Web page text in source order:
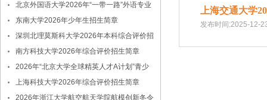
章
北京外国语大学2026年“一带一路”外语专业
综合评价招生简章
东南大学2026年少年生招生简章
深圳北理莫斯科大学2026年本科综合评价招
生简章
南方科技大学2026年综合评价招生简章
2026年“北京大学全球精英人才A计划”青少
年拔尖创新人才选拔与培养项目
上海科技大学2026年综合评价招生简章
2026年浙江大学航空航天学院航模创新冬令
上海交通大学
发布时间:2025-12-